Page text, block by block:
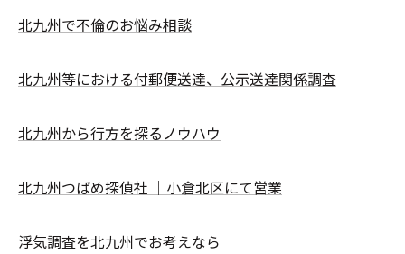
北九州で不倫のお悩み相談
北九州等における付郵便送達、公示送達関係調査
北九州から行方を探るノウハウ
北九州つばめ探偵社 ｜小倉北区にて営業
浮気調査を北九州でお考えなら